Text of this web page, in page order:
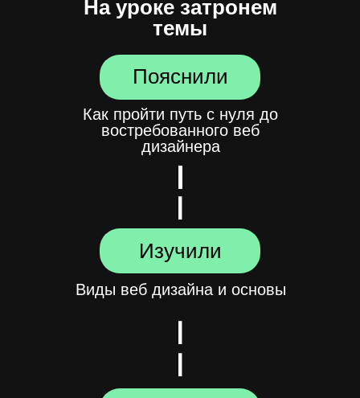
На уроке затронем
темы
Пояснили
Как пройти путь с нуля до
востребованного веб
дизайнера
Изучили
Виды веб дизайна и основы